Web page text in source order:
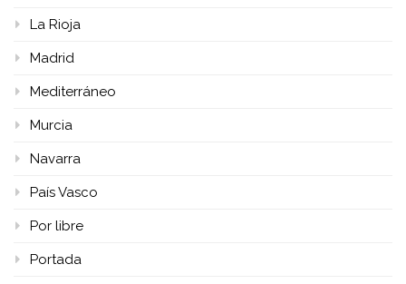
La Rioja
Madrid
Mediterráneo
Murcia
Navarra
País Vasco
Por libre
Portada